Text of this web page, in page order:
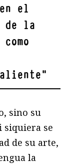
el
de la
"
sino su
siquiera se
de su arte,
la